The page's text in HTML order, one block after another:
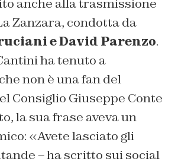
anche alla trasmissione
Zanzara, condotta da
e David Parenzo.
ha tenuto a
non è una fan del
Consiglio Giuseppe Conte
la sua frase aveva un
«Avete lasciato gli
– ha scritto sui social